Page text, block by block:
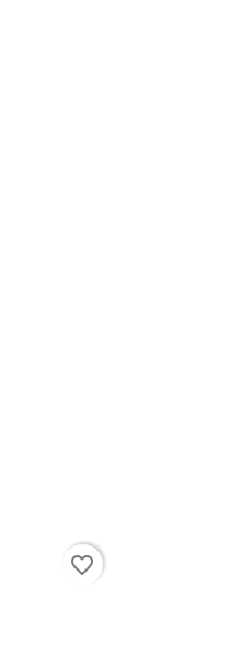
favorite_border